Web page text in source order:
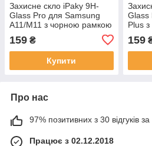
Захисне скло iPaky 9H-
Glass Pro для Samsung
A11/M11 з чорною рамкою
159 ₴
Купити
Glass
Plus
159
Про нас
97% позитивних з 30 відгуків за
Працює з 02.12.2018